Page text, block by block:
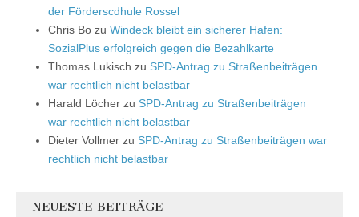
der Förderscdhule Rossel
Chris Bo zu Windeck bleibt ein sicherer Hafen:
SozialPlus erfolgreich gegen die Bezahlkarte
Thomas Lukisch zu SPD-Antrag zu Straßenbeiträgen
war rechtlich nicht belastbar
Harald Löcher zu SPD-Antrag zu Straßenbeiträgen
war rechtlich nicht belastbar
Dieter Vollmer zu SPD-Antrag zu Straßenbeiträgen war
rechtlich nicht belastbar
NEUESTE BEITRÄGE